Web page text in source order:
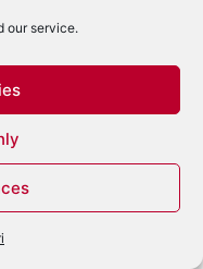
our service.